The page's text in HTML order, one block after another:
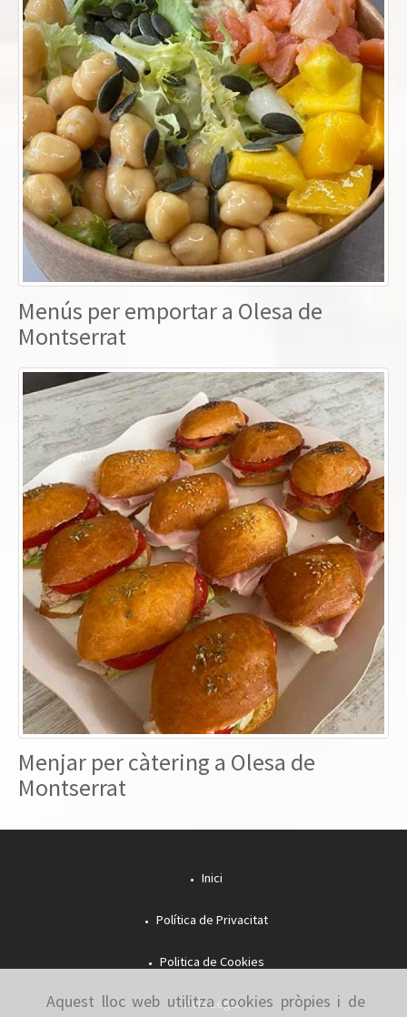
Aquest lloc web utilitza cookies pròpies i de
Menús per emportar a Olesa de
Montserrat
Menjar per càtering a Olesa de
Montserrat
Inici
Política de Privacitat
Politica de Cookies
Avís Legal